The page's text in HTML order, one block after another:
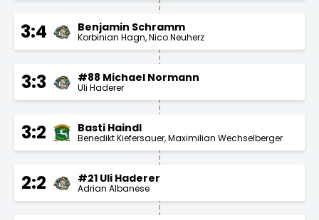
3:4 Benjamin Schramm
Korbinian Hagn Nico Neuherz
3:3 #88 Michael Normann
Uli Haderer
3:2 Basti Haindl
Benedikt Kiefersauer Maximilian Wechselberger
2:2 #21 Uli Haderer
Adrian Albanese